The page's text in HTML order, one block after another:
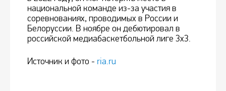
национальной команде из-за участия в
соревнованиях, проводимых в России и
Белоруссии. В ноябре он дебютировал в
российской медиабаскетбольной лиге 3x3.
Источник и фото - ria.ru